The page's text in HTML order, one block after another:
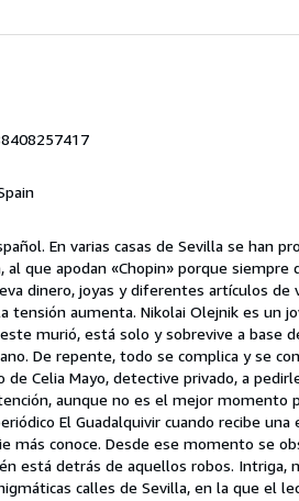
En varias casas de Sevilla se han
al que apodan «Chopin» porque
dinero, joyas y diferentes artículos de
tensión aumenta. Nikolai Olejnik es un
murió, está solo y sobrevive a base
De repente, todo se complica y se
de Celia Mayo, detective privado, a
aunque no es el mejor momento
El Guadalquivir cuando recibe
más conoce. Desde ese momento se
está detrás de aquellos robos. Intriga,
calles de Sevilla, en la que el